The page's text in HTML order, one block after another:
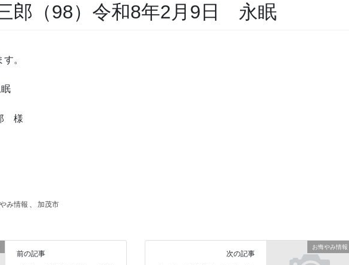
郎（98）令和8年2月9日 永眠
。
様
み情報 、 加茂市
前の記事
お悔やみ情報
次の記事